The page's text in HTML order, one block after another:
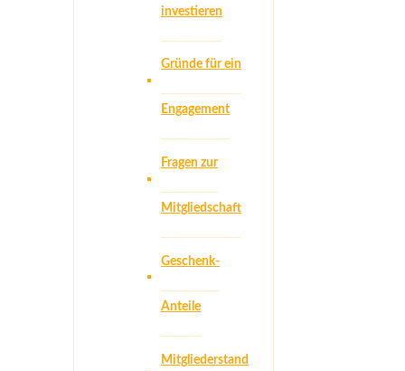
investieren
Gründe für ein
Engagement
Fragen zur
Mitgliedschaft
Geschenk-
Anteile
Mitgliederstand